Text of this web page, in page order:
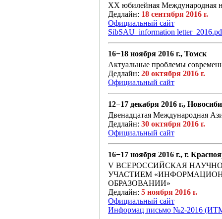
ХX юбилейная
Дедлайн: 18 сентября 2016 г.
Официальный сайт
SibSAU_information
16−18 ноября 2016 г., Томск
Актуальные проблемы
Дедлайн: 20 октября 2016 г.
Официальный сайт
12−17 декабря 2016 г.,
Двенадцатая Международная
Дедлайн: 30 октября 2016 г.
Официальный сайт
16−17 ноября 2016 г., г.
V ВСЕРОССИЙСКАЯ
УЧАСТИЕМ
ОБРАЗОВАНИИ»
Дедлайн: 5 ноября 2016 г.
Официальный сайт
Информац письмо №2-2016